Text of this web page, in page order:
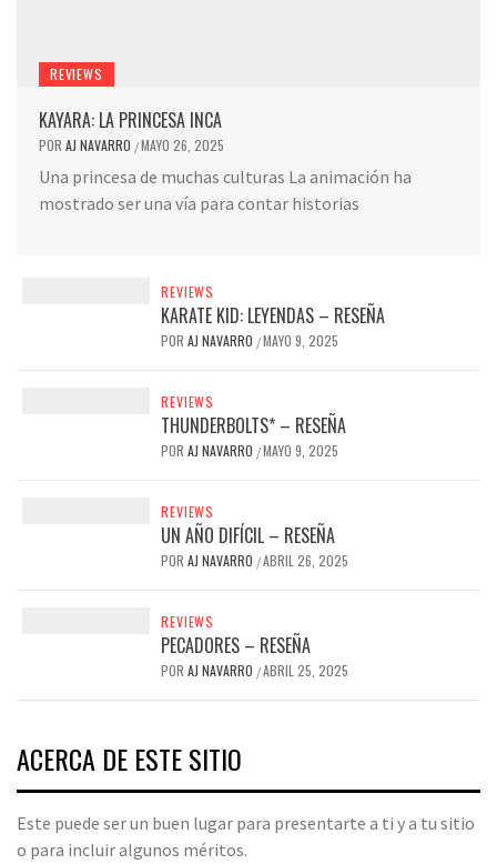
REVIEWS
KAYARA: LA PRINCESA INCA
POR AJ NAVARRO /MAYO 26, 2025
Una princesa de muchas culturas La animación ha
mostrado ser una vía para contar historias
REVIEWS
KARATE KID: LEYENDAS – RESEÑA
POR AJ NAVARRO /MAYO 9, 2025
REVIEWS
THUNDERBOLTS* – RESEÑA
POR AJ NAVARRO /MAYO 9, 2025
REVIEWS
UN AÑO DIFÍCIL – RESEÑA
POR AJ NAVARRO /ABRIL 26, 2025
REVIEWS
PECADORES – RESEÑA
POR AJ NAVARRO /ABRIL 25, 2025
ACERCA DE ESTE SITIO
Este puede ser un buen lugar para presentarte a ti y a tu sitio
o para incluir algunos méritos.